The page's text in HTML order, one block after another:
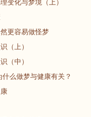
变化与梦境（上）
更容易做怪梦
（上）
（中）
么做梦与健康有关？